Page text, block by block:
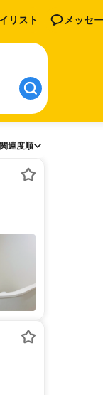
リスト メッセ
関連度順